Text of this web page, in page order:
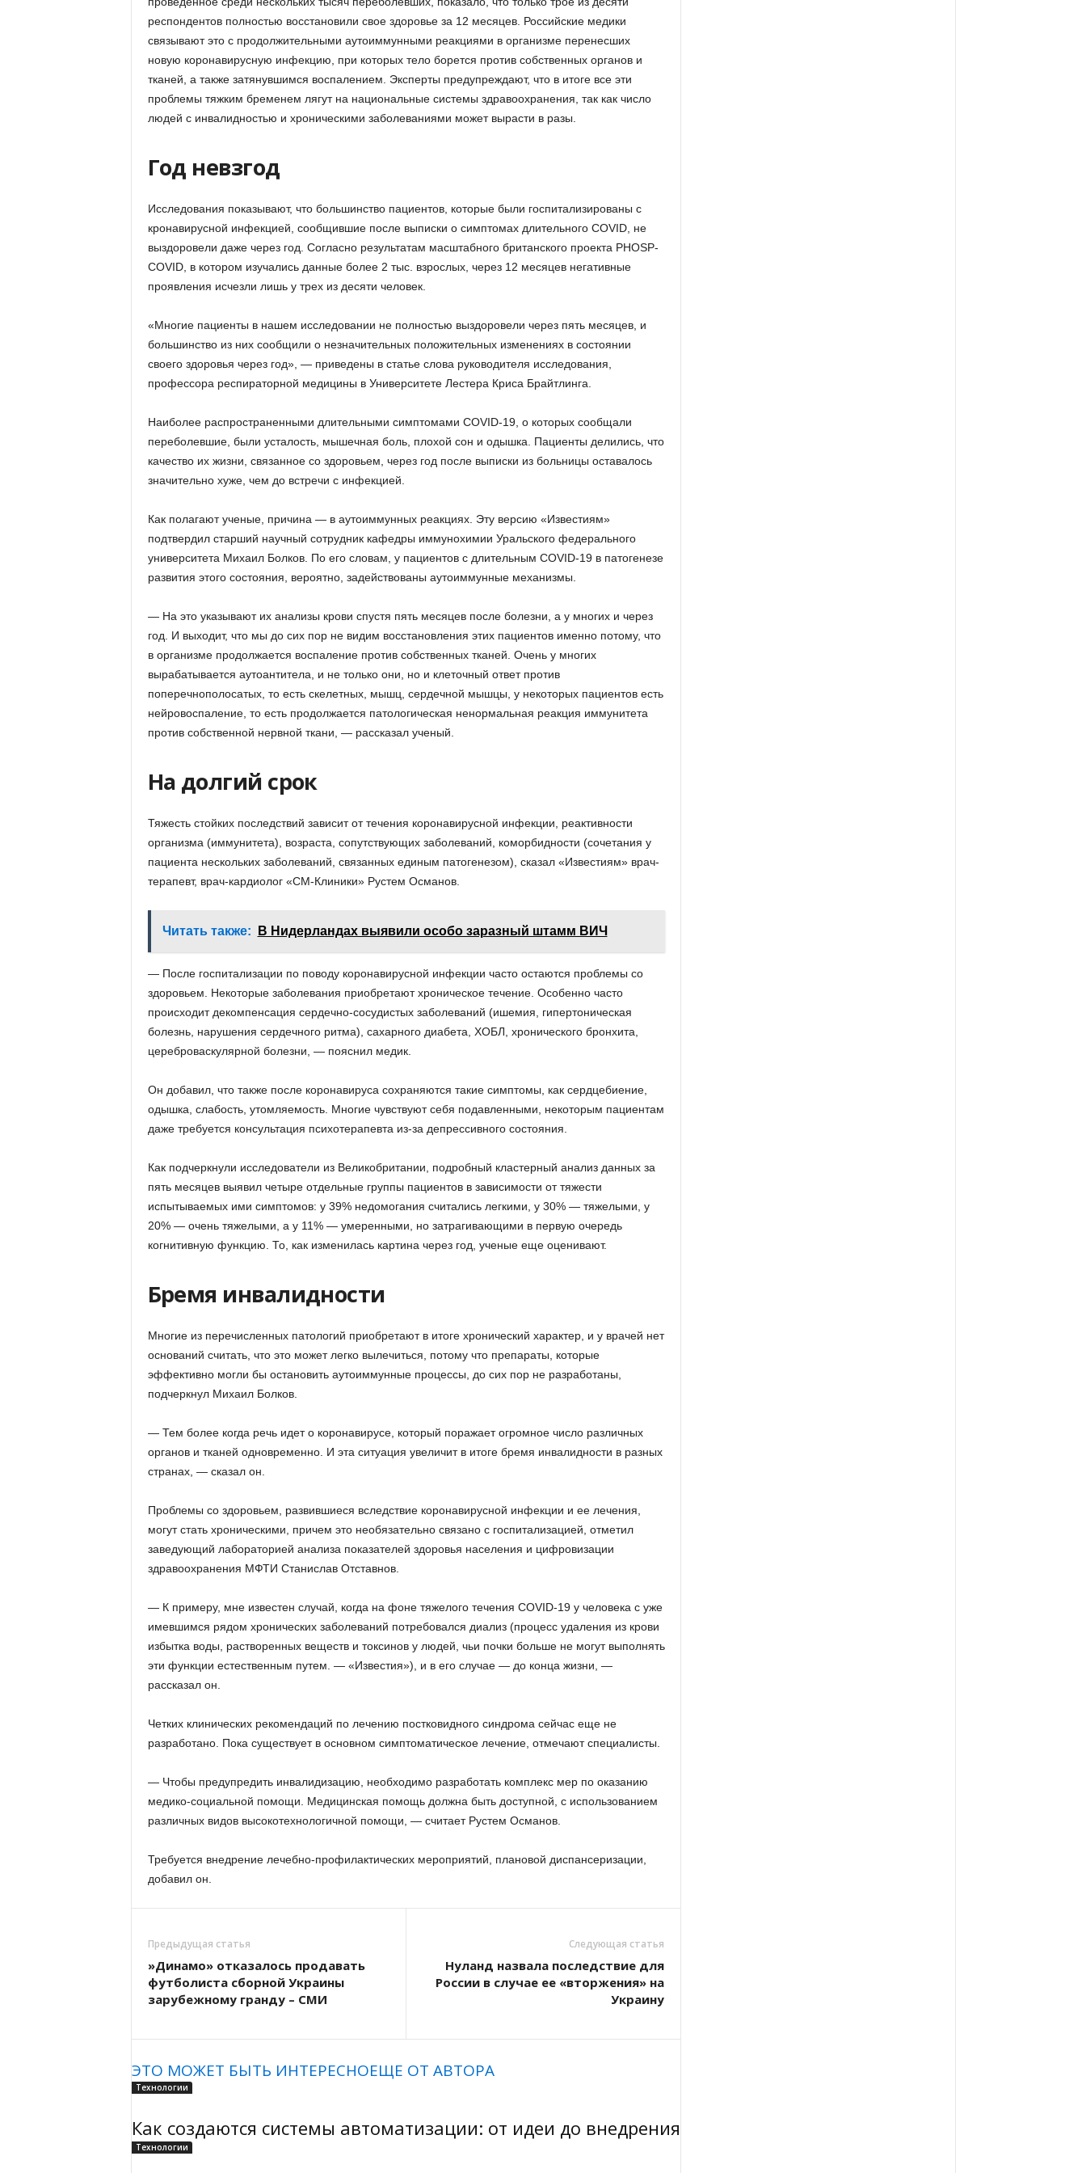
респондентов полностью восстановили свое здоровье за 12 месяцев. Российские медики
связывают это с продолжительными аутоиммунными реакциями в организме перенесших
новую коронавирусную инфекцию, при которых тело борется против собственных органов и
тканей, а также затянувшимся воспалением. Эксперты предупреждают, что в итоге все эти
проблемы тяжким бременем лягут на национальные системы здравоохранения, так как число
людей с инвалидностью и хроническими заболеваниями может вырасти в разы.
Год невзгод
Исследования показывают, что большинство пациентов, которые были госпитализированы с
кронавирусной инфекцией, сообщившие после выписки о симптомах длительного COVID, не
выздоровели даже через год. Согласно результатам масштабного британского проекта PHOSP-
COVID, в котором изучались данные более 2 тыс. взрослых, через 12 месяцев негативные
проявления исчезли лишь у трех из десяти человек.
«Многие пациенты в нашем исследовании не полностью выздоровели через пять месяцев, и
большинство из них сообщили о незначительных положительных изменениях в состоянии
своего здоровья через год», — приведены в статье слова руководителя исследования,
профессора респираторной медицины в Университете Лестера Криса Брайтлинга.
Наиболее распространенными длительными симптомами COVID-19, о которых сообщали
переболевшие, были усталость, мышечная боль, плохой сон и одышка. Пациенты делились, что
качество их жизни, связанное со здоровьем, через год после выписки из больницы оставалось
значительно хуже, чем до встречи с инфекцией.
Как полагают ученые, причина — в аутоиммунных реакциях. Эту версию «Известиям»
подтвердил старший научный сотрудник кафедры иммунохимии Уральского федерального
университета Михаил Болков. По его словам, у пациентов с длительным COVID-19 в патогенезе
развития этого состояния, вероятно, задействованы аутоиммунные механизмы.
— На это указывают их анализы крови спустя пять месяцев после болезни, а у многих и через
год. И выходит, что мы до сих пор не видим восстановления этих пациентов именно потому, что
в организме продолжается воспаление против собственных тканей. Очень у многих
вырабатывается аутоантитела, и не только они, но и клеточный ответ против
поперечнополосатых, то есть скелетных, мышц, сердечной мышцы, у некоторых пациентов есть
нейровоспаление, то есть продолжается патологическая ненормальная реакция иммунитета
против собственной нервной ткани, — рассказал ученый.
На долгий срок
Тяжесть стойких последствий зависит от течения коронавирусной инфекции, реактивности
организма (иммунитета), возраста, сопутствующих заболеваний, коморбидности (сочетания у
пациента нескольких заболеваний, связанных единым патогенезом), сказал «Известиям» врач-
терапевт, врач-кардиолог «СМ-Клиники» Рустем Османов.
Читать также: В Нидерландах выявили особо заразный штамм ВИЧ
— После госпитализации по поводу коронавирусной инфекции часто остаются проблемы со
здоровьем. Некоторые заболевания приобретают хроническое течение. Особенно часто
происходит декомпенсация сердечно-сосудистых заболеваний (ишемия, гипертоническая
болезнь, нарушения сердечного ритма), сахарного диабета, ХОБЛ, хронического бронхита,
цереброваскулярной болезни, — пояснил медик.
Он добавил, что также после коронавируса сохраняются такие симптомы, как сердцебиение,
одышка, слабость, утомляемость. Многие чувствуют себя подавленными, некоторым пациентам
даже требуется консультация психотерапевта из-за депрессивного состояния.
Как подчеркнули исследователи из Великобритании, подробный кластерный анализ данных за
пять месяцев выявил четыре отдельные группы пациентов в зависимости от тяжести
испытываемых ими симптомов: у 39% недомогания считались легкими, у 30% — тяжелыми, у
20% — очень тяжелыми, а у 11% — умеренными, но затрагивающими в первую очередь
когнитивную функцию. То, как изменилась картина через год, ученые еще оценивают.
Бремя инвалидности
Многие из перечисленных патологий приобретают в итоге хронический характер, и у врачей нет
оснований считать, что это может легко вылечиться, потому что препараты, которые
эффективно могли бы остановить аутоиммунные процессы, до сих пор не разработаны,
подчеркнул Михаил Болков.
— Тем более когда речь идет о коронавирусе, который поражает огромное число различных
органов и тканей одновременно. И эта ситуация увеличит в итоге бремя инвалидности в разных
странах, — сказал он.
Проблемы со здоровьем, развившиеся вследствие коронавирусной инфекции и ее лечения,
могут стать хроническими, причем это необязательно связано с госпитализацией, отметил
заведующий лабораторией анализа показателей здоровья населения и цифровизации
здравоохранения МФТИ Станислав Отставнов.
— К примеру, мне известен случай, когда на фоне тяжелого течения COVID-19 у человека с уже
имевшимся рядом хронических заболеваний потребовался диализ (процесс удаления из крови
избытка воды, растворенных веществ и токсинов у людей, чьи почки больше не могут выполнять
эти функции естественным путем. — «Известия»), и в его случае — до конца жизни, —
рассказал он.
Четких клинических рекомендаций по лечению постковидного синдрома сейчас еще не
разработано. Пока существует в основном симптоматическое лечение, отмечают специалисты.
— Чтобы предупредить инвалидизацию, необходимо разработать комплекс мер по оказанию
медико-социальной помощи. Медицинская помощь должна быть доступной, с использованием
различных видов высокотехнологичной помощи, — считает Рустем Османов.
Требуется внедрение лечебно-профилактических мероприятий, плановой диспансеризации,
добавил он.
Предыдущая статья
»Динамо» отказалось продавать
футболиста сборной Украины
зарубежному гранду – СМИ
Следующая статья
Нуланд назвала последствие для
России в случае ее «вторжения» на
Украину
ЭТО МОЖЕТ БЫТЬ ИНТЕРЕСНОЕЩЕ ОТ АВТОРА
Технологии
Как создаются системы автоматизации: от идеи до внедрения
Технологии